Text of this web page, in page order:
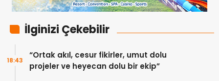
İlginizi Çekebilir
“Ortak akıl, cesur fikirler, umut dolu
projeler ve heyecan dolu bir ekip”
18:43